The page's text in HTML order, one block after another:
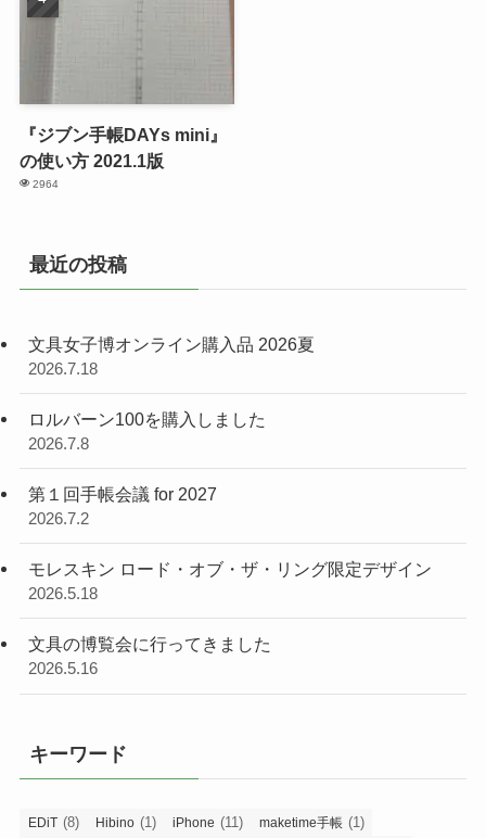
『ジブン手帳DAYs mini』
の使い方 2021.1版
2964
最近の投稿
文具女子博オンライン購入品 2026夏
2026.7.18
ロルバーン100を購入しました
2026.7.8
第１回手帳会議 for 2027
2026.7.2
モレスキン ロード・オブ・ザ・リング限定デザイン
2026.5.18
文具の博覧会に行ってきました
2026.5.16
キーワード
EDiT (8) Hibino (1) iPhone (11) maketime手帳 (1)